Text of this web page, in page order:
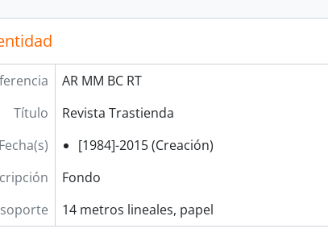
AR MM BC RT
Título
Revista Trastienda
Fecha(s)
[1984]-2015 (Creación)
Fondo
14 metros lineales, papel